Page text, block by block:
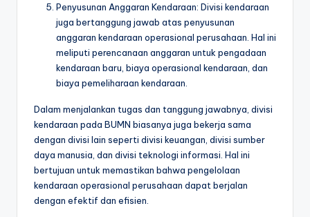
Penyusunan Anggaran Kendaraan: Divisi kendaraan
juga bertanggung jawab atas penyusunan
anggaran kendaraan operasional perusahaan. Hal ini
meliputi perencanaan anggaran untuk pengadaan
kendaraan baru, biaya operasional kendaraan, dan
biaya pemeliharaan kendaraan.
Dalam menjalankan tugas dan tanggung jawabnya, divisi
kendaraan pada BUMN biasanya juga bekerja sama
dengan divisi lain seperti divisi keuangan, divisi sumber
daya manusia, dan divisi teknologi informasi. Hal ini
bertujuan untuk memastikan bahwa pengelolaan
kendaraan operasional perusahaan dapat berjalan
dengan efektif dan efisien.